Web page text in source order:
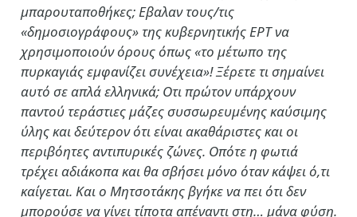
μπαρουταποθήκες; Εβαλαν τους/τις
«δημοσιογράφους» της κυβερνητικής ΕΡΤ να
χρησιμοποιούν όρους όπως «το μέτωπο της
πυρκαγιάς εμφανίζει συνέχεια»! Ξέρετε τι σημαίνει
αυτό σε απλά ελληνικά; Οτι πρώτον υπάρχουν
παντού τεράστιες μάζες συσσωρευμένης καύσιμης
ύλης και δεύτερον ότι είναι ακαθάριστες και οι
περιβόητες αντιπυρικές ζώνες. Οπότε η φωτιά
τρέχει αδιάκοπα και θα σβήσει μόνο όταν κάψει ό,τι
καίγεται. Και ο Μητσοτάκης βγήκε να πει ότι δεν
μπορούσε να γίνει τίποτα απέναντι στη… μάνα φύση.